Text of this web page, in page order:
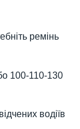
ремінь
100-110-130
водіїв